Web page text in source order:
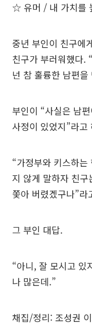
☆ 유머 / 내 가치를
중년 부인이 친구에
친구가 부러워했다.
넌 참 훌륭한 남편을
부인이 “사실은 남
사정이 있었지”라
“가정부와 키스하
지 않게 말하자 친
쫓아 버렸겠구나”라
그 부인 대답.
“아니, 잘 모시고 있
나 많은데.”
채집/정리: 조성권